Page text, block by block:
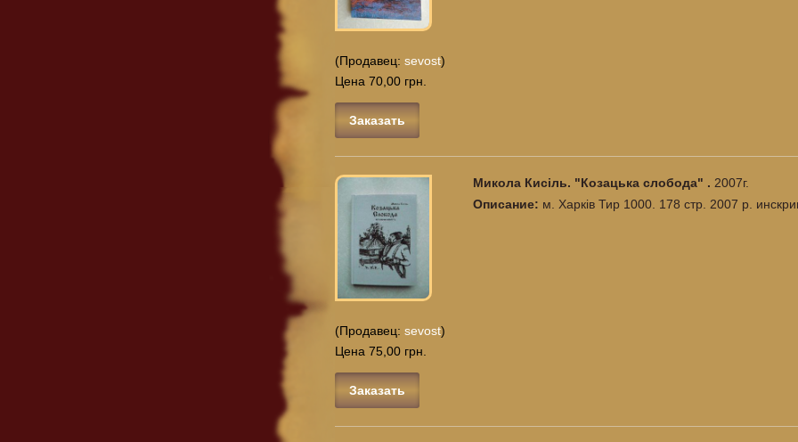
(Продавец:sevost)
Цена 70,00 грн.
Заказать
(Продавец:sevost)
Цена 75,00 грн.
Заказать
Микола Кисіль. "Козацька слобода" . 2007г.
Описание: м. Харків Тир 1000. 178 стр. 2007 р.